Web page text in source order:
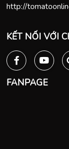
http://
KẾT NỐI VỚI
FANPAGE